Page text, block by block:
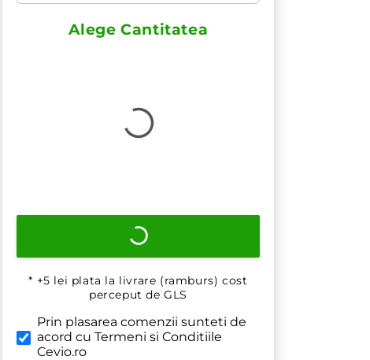
Alege Cantitatea
* +5 lei plata la livrare (ramburs) cost
perceput de GLS
Prin plasarea comenzii sunteti de
acord cu Termeni si Conditiile
Cevio.ro